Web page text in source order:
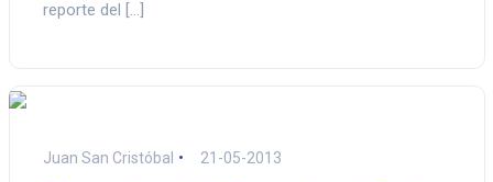
reporte del […]
Juan San Cristóbal 21-05-2013